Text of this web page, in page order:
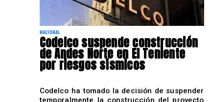
NACIONAL
Codelco suspende construcción
de Andes Norte en El Teniente
por riesgos sísmicos
Codelco ha tomado la decisión de suspender
temporalmente la construcción del proyecto